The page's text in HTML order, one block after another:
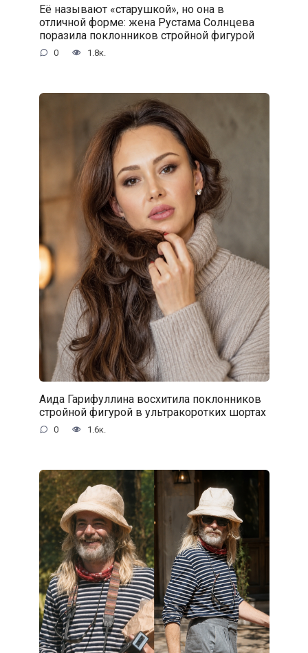
Её называют «старушкой», но она в
отличной форме: жена Рустама Солнцева
поразила поклонников стройной фигурой
0 1.8к.
Аида Гарифуллина восхитила поклонников
стройной фигурой в ультракоротких шортах
0 1.6к.